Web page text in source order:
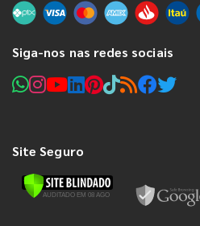
Siga-nos nas redes sociais
Site Seguro